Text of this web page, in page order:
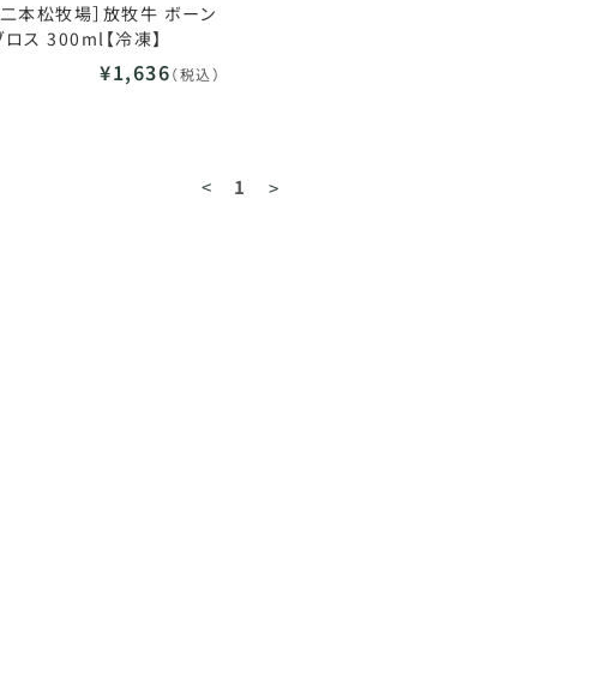
二本松牧場］放牧牛 ボーン
ロス 300ml【冷凍】
¥1,636（税込）
< 1 >